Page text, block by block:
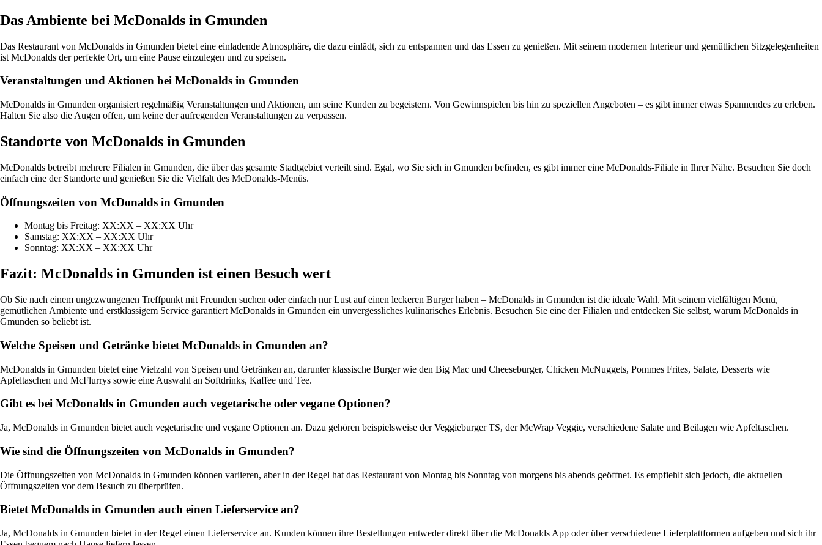
Das Ambiente bei McDonalds in Gmunden
Das Restaurant von McDonalds in Gmunden bietet eine einladende Atmosphäre, die dazu einlädt, sich zu entspannen und das Essen zu genießen. Mit seinem modernen Interieur und gemütlichen Sitzgelegenheiten
ist McDonalds der perfekte Ort, um eine Pause einzulegen und zu speisen.
Veranstaltungen und Aktionen bei McDonalds in Gmunden
McDonalds in Gmunden organisiert regelmäßig Veranstaltungen und Aktionen, um seine Kunden zu begeistern. Von Gewinnspielen bis hin zu speziellen Angeboten – es gibt immer etwas Spannendes zu erleben.
Halten Sie also die Augen offen, um keine der aufregenden Veranstaltungen zu verpassen.
Standorte von McDonalds in Gmunden
McDonalds betreibt mehrere Filialen in Gmunden, die über das gesamte Stadtgebiet verteilt sind. Egal, wo Sie sich in Gmunden befinden, es gibt immer eine McDonalds-Filiale in Ihrer Nähe. Besuchen Sie doch
einfach eine der Standorte und genießen Sie die Vielfalt des McDonalds-Menüs.
Öffnungszeiten von McDonalds in Gmunden
Montag bis Freitag: XX:XX – XX:XX Uhr
Samstag: XX:XX – XX:XX Uhr
Sonntag: XX:XX – XX:XX Uhr
Fazit: McDonalds in Gmunden ist einen Besuch wert
Ob Sie nach einem ungezwungenen Treffpunkt mit Freunden suchen oder einfach nur Lust auf einen leckeren Burger haben – McDonalds in Gmunden ist die ideale Wahl. Mit seinem vielfältigen Menü,
gemütlichen Ambiente und erstklassigem Service garantiert McDonalds in Gmunden ein unvergessliches kulinarisches Erlebnis. Besuchen Sie eine der Filialen und entdecken Sie selbst, warum McDonalds in
Gmunden so beliebt ist.
Welche Speisen und Getränke bietet McDonalds in Gmunden an?
McDonalds in Gmunden bietet eine Vielzahl von Speisen und Getränken an, darunter klassische Burger wie den Big Mac und Cheeseburger, Chicken McNuggets, Pommes Frites, Salate, Desserts wie
Apfeltaschen und McFlurrys sowie eine Auswahl an Softdrinks, Kaffee und Tee.
Gibt es bei McDonalds in Gmunden auch vegetarische oder vegane Optionen?
Ja, McDonalds in Gmunden bietet auch vegetarische und vegane Optionen an. Dazu gehören beispielsweise der Veggieburger TS, der McWrap Veggie, verschiedene Salate und Beilagen wie Apfeltaschen.
Wie sind die Öffnungszeiten von McDonalds in Gmunden?
Die Öffnungszeiten von McDonalds in Gmunden können variieren, aber in der Regel hat das Restaurant von Montag bis Sonntag von morgens bis abends geöffnet. Es empfiehlt sich jedoch, die aktuellen
Öffnungszeiten vor dem Besuch zu überprüfen.
Bietet McDonalds in Gmunden auch einen Lieferservice an?
Ja, McDonalds in Gmunden bietet in der Regel einen Lieferservice an. Kunden können ihre Bestellungen entweder direkt über die McDonalds App oder über verschiedene Lieferplattformen aufgeben und sich ihr